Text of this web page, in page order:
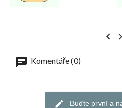
 
Komentáře (0)
Buďte první a